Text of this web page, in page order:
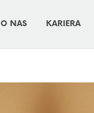
O NAS KARIERA